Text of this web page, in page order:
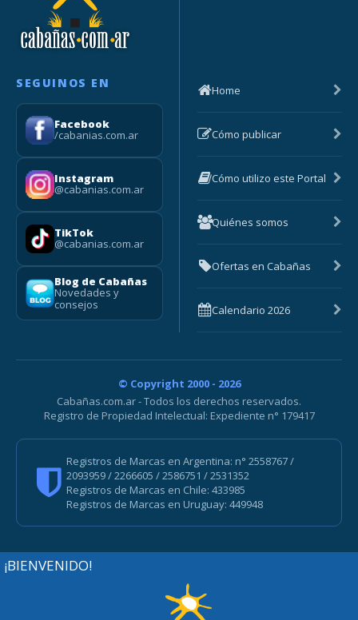
SEGUINOS EN
Facebook
/cabanias.com.ar
Instagram
@cabanias.com.ar
TikTok
@cabanias.com.ar
Blog de Cabañas
Novedades y
consejos
Home
Cómo publicar
Cómo utilizo este Portal
Quiénes somos
Ofertas en Cabañas
Calendario 2026
© Copyright 2000 - 2026
Cabañas.com.ar - Todos los derechos reservados.
Registro de Propiedad Intelectual: Expediente n° 179417
Registros de Marcas en Argentina: n° 2558767 /
2093959 / 2266605 / 2586751 / 2531352
Registros de Marcas en Chile: 433985
Registros de Marcas en Uruguay: 449948
¡BIENVENIDO!